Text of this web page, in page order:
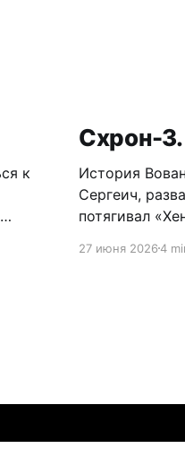
к
и
Схрон-3.
История Вована В ожидании
Сергеич,
потягивал
территории
27 июня 20264